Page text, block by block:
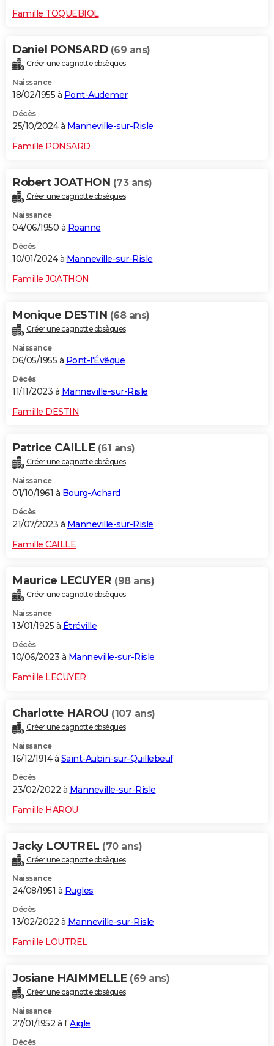
Famille TOQUEBIOL
Daniel PONSARD (69 ans)
Créer une cagnotte obsèques
Naissance
18/02/1955 à Pont-Audemer
Décès
25/10/2024 à Manneville-sur-Risle
Famille PONSARD
Robert JOATHON (73 ans)
Créer une cagnotte obsèques
Naissance
04/06/1950 à Roanne
Décès
10/01/2024 à Manneville-sur-Risle
Famille JOATHON
Monique DESTIN (68 ans)
Créer une cagnotte obsèques
Naissance
06/05/1955 à Pont-l'Évêque
Décès
11/11/2023 à Manneville-sur-Risle
Famille DESTIN
Patrice CAILLE (61 ans)
Créer une cagnotte obsèques
Naissance
01/10/1961 à Bourg-Achard
Décès
21/07/2023 à Manneville-sur-Risle
Famille CAILLE
Maurice LECUYER (98 ans)
Créer une cagnotte obsèques
Naissance
13/01/1925 à Étréville
Décès
10/06/2023 à Manneville-sur-Risle
Famille LECUYER
Charlotte HAROU (107 ans)
Créer une cagnotte obsèques
Naissance
16/12/1914 à Saint-Aubin-sur-Quillebeuf
Décès
23/02/2022 à Manneville-sur-Risle
Famille HAROU
Jacky LOUTREL (70 ans)
Créer une cagnotte obsèques
Naissance
24/08/1951 à Rugles
Décès
13/02/2022 à Manneville-sur-Risle
Famille LOUTREL
Josiane HAIMMELLE (69 ans)
Créer une cagnotte obsèques
Naissance
27/01/1952 à l' Aigle
Décès